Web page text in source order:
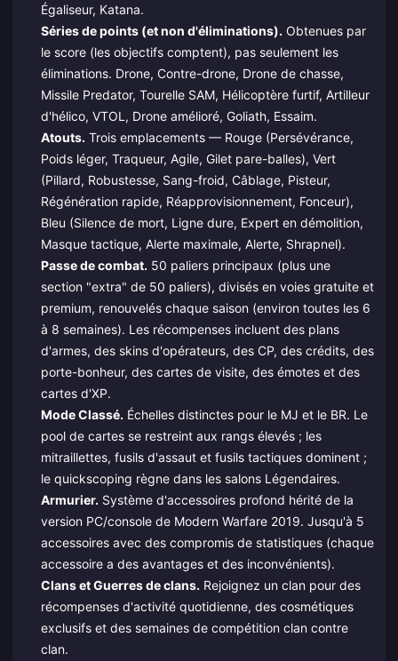
Égaliseur, Katana.
Séries de points (et non d'éliminations). Obtenues par
le score (les objectifs comptent), pas seulement les
éliminations. Drone, Contre-drone, Drone de chasse,
Missile Predator, Tourelle SAM, Hélicoptère furtif, Artilleur
d'hélico, VTOL, Drone amélioré, Goliath, Essaim.
Atouts. Trois emplacements — Rouge (Persévérance,
Poids léger, Traqueur, Agile, Gilet pare-balles), Vert
(Pillard, Robustesse, Sang-froid, Câblage, Pisteur,
Régénération rapide, Réapprovisionnement, Fonceur),
Bleu (Silence de mort, Ligne dure, Expert en démolition,
Masque tactique, Alerte maximale, Alerte, Shrapnel).
Passe de combat. 50 paliers principaux (plus une
section "extra" de 50 paliers), divisés en voies gratuite et
premium, renouvelés chaque saison (environ toutes les 6
à 8 semaines). Les récompenses incluent des plans
d'armes, des skins d'opérateurs, des CP, des crédits, des
porte-bonheur, des cartes de visite, des émotes et des
cartes d'XP.
Mode Classé. Échelles distinctes pour le MJ et le BR. Le
pool de cartes se restreint aux rangs élevés ; les
mitraillettes, fusils d'assaut et fusils tactiques dominent ;
le quickscoping règne dans les salons Légendaires.
Armurier. Système d'accessoires profond hérité de la
version PC/console de Modern Warfare 2019. Jusqu'à 5
accessoires avec des compromis de statistiques (chaque
accessoire a des avantages et des inconvénients).
Clans et Guerres de clans. Rejoignez un clan pour des
récompenses d'activité quotidienne, des cosmétiques
exclusifs et des semaines de compétition clan contre
clan.